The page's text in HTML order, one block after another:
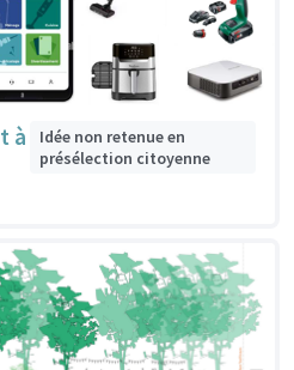
à
Idée non retenue en
présélection citoyenne